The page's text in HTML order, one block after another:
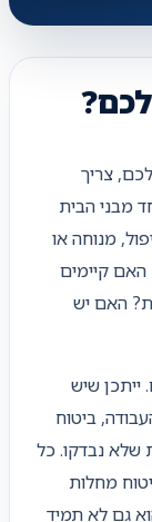
צריך
מבני הבית
מנוחה או
האם קיימים
האם יש
ייתכן שיש
ביטוח
שלא נבדקו. כל
מחלות
גם לא תמיד